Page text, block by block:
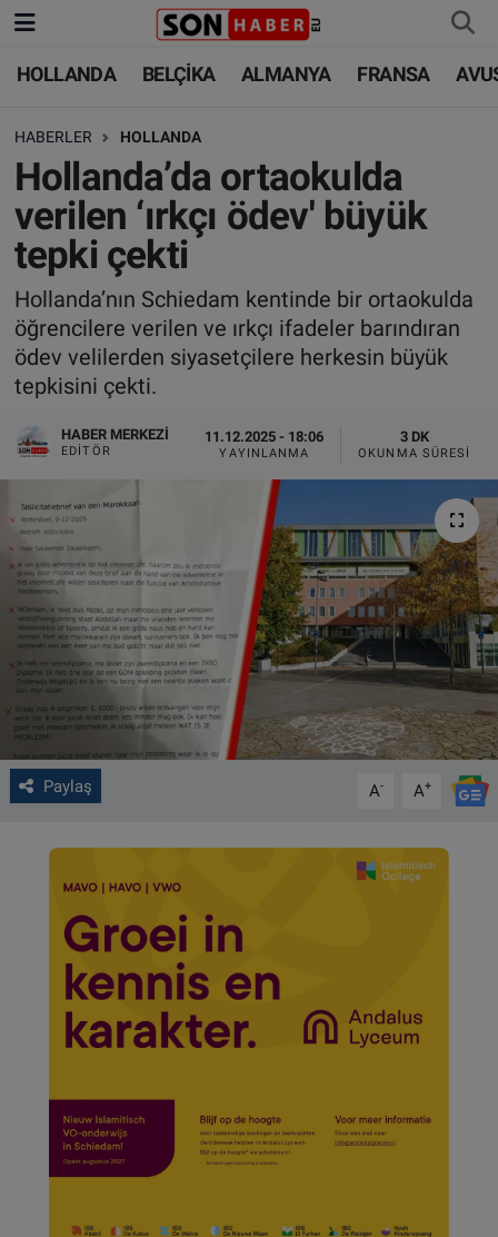
HOLLANDA BELÇİKA ALMANYA FRANSA
HABERLER HOLLANDA
Hollanda’da ortaokulda
verilen ‘ırkçı ödev' büyük
tepki çekti
Hollanda’nın Schiedam kentinde bir ortaokulda
öğrencilere verilen ve ırkçı ifadeler barındıran
ödev velilerden siyasetçilere herkesin büyük
tepkisini çekti.
HABER MERKEZI
EDITÖR
11.12.2025 - 18:06
YAYINLANMA
3 DK
OKUNMA SÜRESI
Paylaş A- A+
HOLLANDA
BELÇİKA
ALMANYA
FRANSA
AVUSTURYA
SAĞLIK - YAŞAM
BİLİM-TEKNOLOJİ
HOLLANDA
BELÇİKA
ALMANYA
TÜRKİYE
DÜNYA
BİLİM-TEKNOLOJİ
SAĞLIK
FOTO GALERİ
VIDEO GALERİ
ALGEMENE VOORWAARDEN
CONTACT
Çerez Politikası
Nöbetçi Eczaneler
Hava Durumu
Trafik Durumu
Süper Lig Puan Durumu ve Fikstür
Tüm Manşetler
Son Dakika Haberleri
Haber Arşivi